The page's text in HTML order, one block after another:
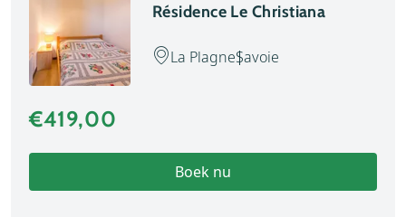
Résidence Le Christiana
La PlagneSavoie
€419,00
Boek nu